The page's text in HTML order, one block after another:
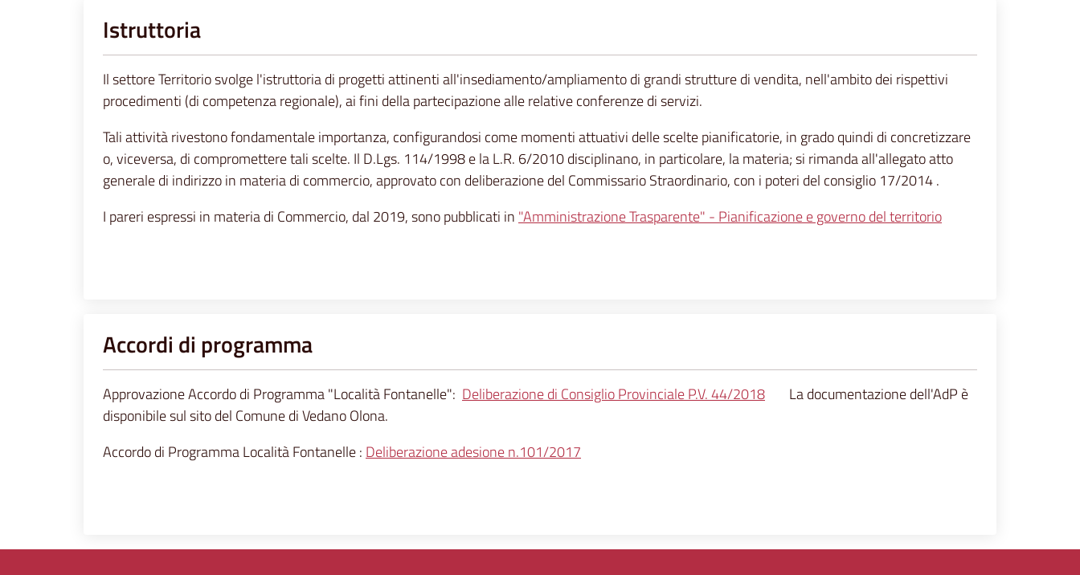
Istruttoria
Il settore Territorio svolge l'istruttoria di progetti attinenti all'insediamento/ampliamento di grandi strutture di vendita, nell'ambito dei rispettivi
procedimenti (di competenza regionale), ai fini della partecipazione alle relative conferenze di servizi.
Tali attività rivestono fondamentale importanza, configurandosi come momenti attuativi delle scelte pianificatorie, in grado quindi di concretizzare
o, viceversa, di compromettere tali scelte. Il D.Lgs. 114/1998 e la L.R. 6/2010 disciplinano, in particolare, la materia; si rimanda all'allegato atto
generale di indirizzo in materia di commercio, approvato con deliberazione del Commissario Straordinario, con i poteri del consiglio 17/2014 .
I pareri espressi in materia di Commercio, dal 2019, sono pubblicati in "Amministrazione Trasparente" - Pianificazione e governo del territorio
Accordi di programma
Approvazione Accordo di Programma "Località Fontanelle": Deliberazione di Consiglio Provinciale P.V. 44/2018
La documentazione dell'AdP è
disponibile sul sito del Comune di Vedano Olona.
Accordo di Programma Località Fontanelle : Deliberazione adesione n.101/2017